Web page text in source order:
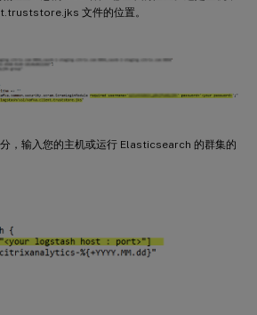
文件的位置。
，输入您的主机或运行 Elasticsearch 的群集的